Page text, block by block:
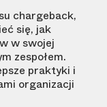
chargeback,
się, jak
w swojej
zespołem.
praktyki i
organizacji